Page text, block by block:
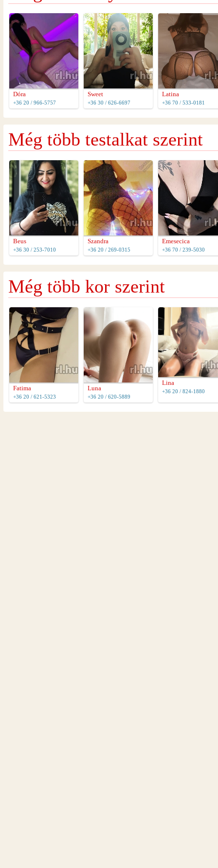
Dóra
+36 20 / 966-5757
Sweet
+36 30 / 626-6697
Latina
+36 70 / 533-0181
Még több testalkat szerint
Beus
+36 30 / 253-7010
Szandra
+36 20 / 269-0315
Emesecica
+36 70 / 239-5030
Még több kor szerint
Fatima
+36 20 / 621-5323
Luna
+36 20 / 620-5889
Lina
+36 20 / 824-1880